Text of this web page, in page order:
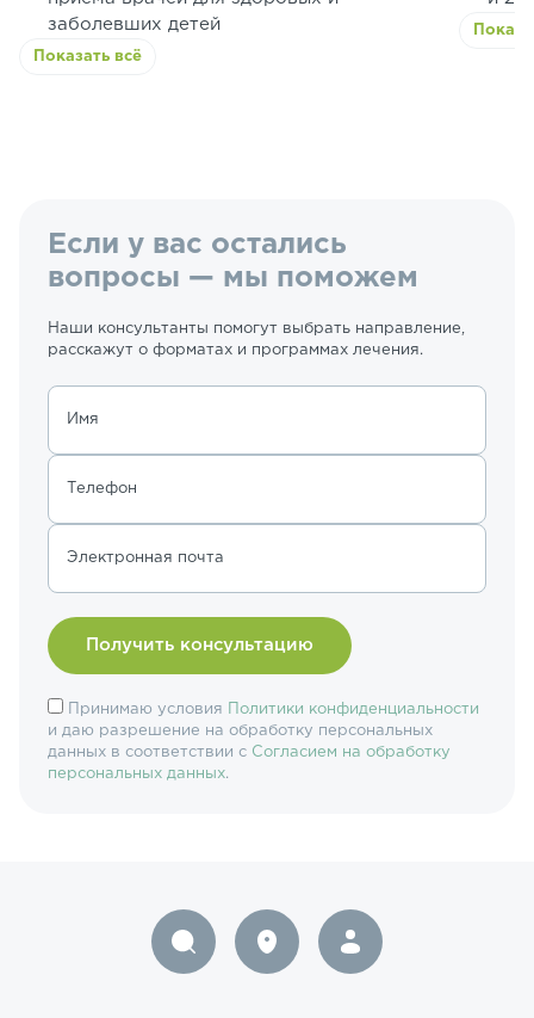
заболевших детей
Показать всё
Если у вас остались
вопросы — мы поможем
Наши консультанты помогут выбрать направление,
расскажут о форматах и программах лечения.
Имя
Телефон
Электронная почта
Принимаю условия
Политики конфиденциальности
и даю разрешение на обработку персональных
данных в соответствии с Согласием на обработку
персональных данных.